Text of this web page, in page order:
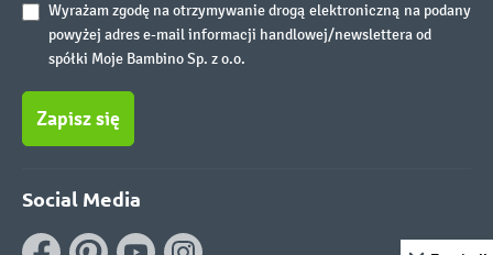
Wyrażam zgodę na otrzymywanie drogą elektroniczną na podany
powyżej adres e-mail informacji handlowej/newslettera od
spółki Moje Bambino Sp. z o.o.
Zapisz się
Social Media